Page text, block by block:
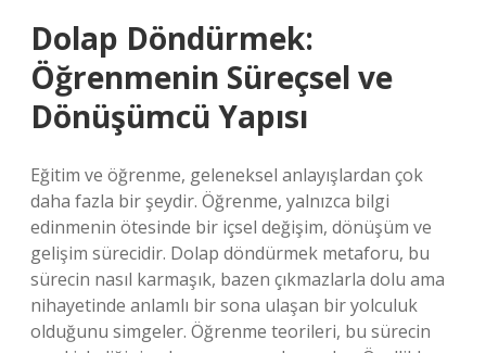
Dolap Döndürmek:
Öğrenmenin Süreçsel ve
Dönüşümcü Yapısı
Eğitim ve öğrenme, geleneksel anlayışlardan çok
daha fazla bir şeydir. Öğrenme, yalnızca bilgi
edinmenin ötesinde bir içsel değişim, dönüşüm ve
gelişim sürecidir. Dolap döndürmek metaforu, bu
sürecin nasıl karmaşık, bazen çıkmazlarla dolu ama
nihayetinde anlamlı bir sona ulaşan bir yolculuk
olduğunu simgeler. Öğrenme teorileri, bu sürecin